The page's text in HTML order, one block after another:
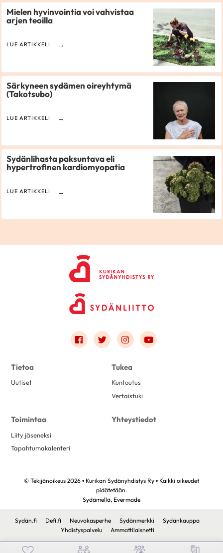
Mielen hyvinvointia voi vahvistaa
arjen teoilla
LUE ARTIKKELI
Särkyneen sydämen oireyhtymä
(Takotsubo)
LUE ARTIKKELI
Sydänlihasta paksuntava eli
hypertrofinen kardiomyopatia
LUE ARTIKKELI
Link to facebook
Link to twitter
Link to instagram
Link to youtube
Tietoa
Uutiset
Tukea
Kuntoutus
Vertaistuki
Toimintaa
Liity jäseneksi
Tapahtumakalenteri
Yhteystiedot
© Tekijänoikeus 2026 • Kurikan Sydänyhdistys Ry • Kaikki oikeudet
pidätetään.
Sydämellä, Evermade
Sydän.fi Defi.fi Neuvokasperhe Sydänmerkki
Sydänkauppa
Yhdistyspalvelu
Ammattilaisnetti